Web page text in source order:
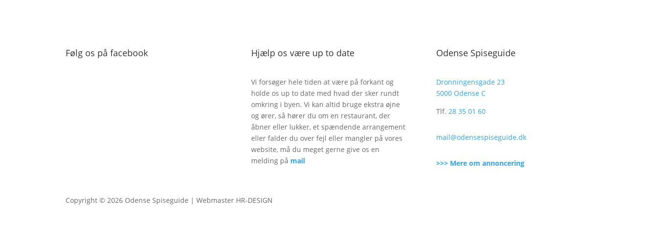
Følg os på facebook Hjælp os være up to date
Vi forsøger hele tiden at være på forkant og
holde os up to date med hvad der sker rundt
omkring i byen. Vi kan altid bruge ekstra øjne
og ører, så hører du om en restaurant, der
åbner eller lukker, et spændende arrangement
eller falder du over fejl eller mangler på vores
website, må du meget gerne give os en
melding på mail
Odense Spiseguide
Dronningensgade 23
5000 Odense C
Tlf. 28 35 01 60
mail@odensespiseguide.dk
>>> Mere om annoncering
Copyright © 2026 Odense Spiseguide | Webmaster HR-DESIGN